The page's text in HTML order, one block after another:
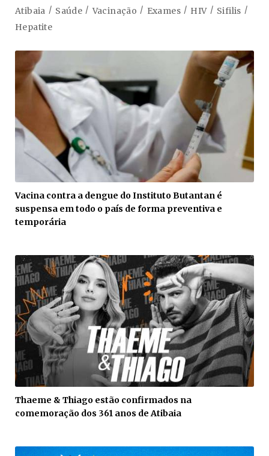
Atibaia Saúde Vacinação Exames HIV
Sifilis
Hepatite
Vacina contra a dengue do Instituto Butantan é
suspensa em todo o país de forma preventiva e
temporária
Thaeme & Thiago estão confirmados na
comemoração dos 361 anos de Atibaia